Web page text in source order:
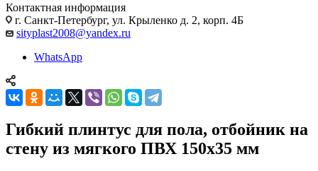
Контактная информация
г. Санкт-Петербург, ул. Крыленко д. 2, корп. 4Б
sityplast2008@yandex.ru
WhatsApp
Гибкий плинтус для пола, отбойник на
стену из мягкого ПВХ 150х35 мм